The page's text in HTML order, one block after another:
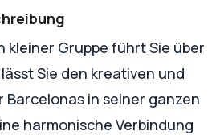
kleiner Gruppe führt Sie über
Sie den kreativen und
in seiner ganzen
harmonische Verbindung